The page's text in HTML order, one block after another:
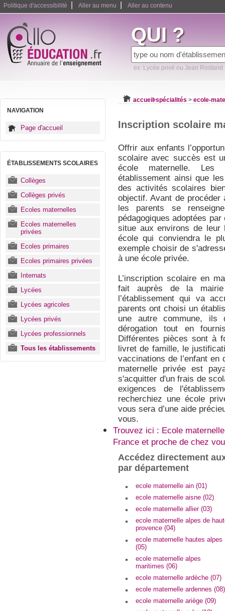
Politique d'accessibilité Aller au menu Aller au contenu
QUI ?
ex: Lycée privé ou Jean Rostand
NAVIGATION
Page d'accueil
ÉTABLISSEMENTS SCOLAIRES
Collèges
Collèges privés
Ecoles maternelles
Ecoles maternelles
privées
Ecoles primaires
Ecoles primaires privées
Internats
Lycées
Lycées agricoles
Lycées privés
Lycées professionnels
Tous les établissements
accueil spécialités > ecole-
Inscription scolaire
Offrir aux enfants
scolaire avec succès est
école maternelle. Les
établissement ainsi que
des activités scolaires
objectif. Avant de procéder
les parents se
pédagogiques adoptées
situe aux environs de leur
école qui conviendra le
exemple choisir de
à une école privée.
L’inscription scolaire en
fait auprès de la
l’établissement qui va
parents ont choisi un
une autre commune, ils
dérogation tout en
Différentes pièces sont à
livret de famille, le
vaccinations de l’enfant
maternelle privée est
s'acquitter d'un frais de
exigences de
recherchiez une école
vous sera d’une aide
vous.
Trouvez ici : Ecole
France et proche de chez
Accédez directement
par département
ecole maternelle ain (01)
ecole maternelle aisne (02)
ecole maternelle allier (03)
ecole maternelle alpes de
provence (04)
ecole maternelle hautes alpes
(05)
ecole maternelle alpes
maritimes (06)
ecole maternelle ardèche (07)
ecole maternelle ardennes (08)
ecole maternelle ariège (09)